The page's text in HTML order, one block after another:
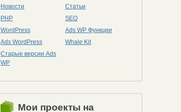
Новости
Статьи
PHP
SEO
WordPress
Ads WP Функции
Ads WordPress
Whale Kit
Старые версии Ads
WP
Мои проекты на